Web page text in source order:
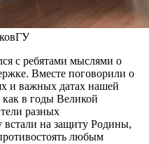
с ребятами мыслями о
Вместе поговорили о
и важных датах нашей
в годы Великой
разных
встали на защиту Родины,
любым